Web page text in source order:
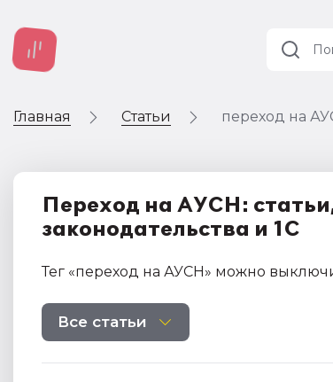
Главная Статьи переход на
Переход на АУСН:
законодательства и 1С
Тег «переход на АУСН» можно
Все статьи
Учет и